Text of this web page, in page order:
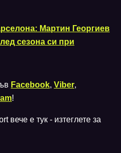
Мартин Георгиев
сезона си при
Facebook, Viber,
!
вече е тук - изтеглете за